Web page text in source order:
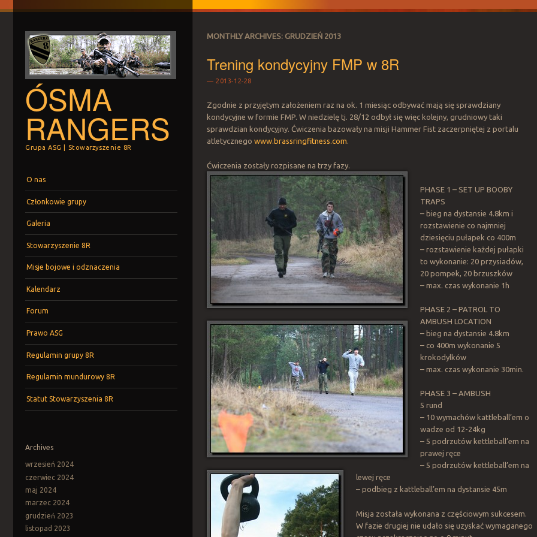
ÓSMA
RANGERS
Grupa ASG | Stowarzyszenie 8R
O nas
Członkowie grupy
Galeria
Stowarzyszenie 8R
Misje bojowe i odznaczenia
Kalendarz
Forum
Prawo ASG
Regulamin grupy 8R
Regulamin mundurowy 8R
Statut Stowarzyszenia 8R
Archives
wrzesień 2024
czerwiec 2024
maj 2024
marzec 2024
grudzień 2023
listopad 2023
MONTHLY ARCHIVES: GRUDZIEŃ 2013
Trening kondycyjny FMP w 8R
2013-12-28
Zgodnie z przyjętym założeniem raz na ok. 1 miesiąc odbywać mają się sprawdziany
kondycyjne w formie FMP. W niedzielę tj. 28/12 odbył się więc kolejny, grudniowy taki
sprawdzian kondycyjny. Ćwiczenia bazowały na misji Hammer Fist zaczerpniętej z portalu
atletycznegowww.brassringfitness.com.
Ćwiczenia zostały rozpisane na trzy fazy.
PHASE 1 – SET UP BOOBY
TRAPS
– bieg na dystansie 4.8km i
rozstawienie co najmniej
dziesięciu pułapek co 400m
– rozstawienie każdej pułapki
to wykonanie: 20 przysiadów,
20 pompek, 20 brzuszków
– max. czas wykonanie 1h
PHASE 2 – PATROL TO
AMBUSH LOCATION
– bieg na dystansie 4.8km
– co 400m wykonanie 5
krokodylków
– max. czas wykonanie 30min.
PHASE 3 – AMBUSH
5 rund
– 10 wymachów kattleball’em o
wadze od 12-24kg
– 5 podrzutów kettleball’em na
prawej ręce
– 5 podrzutów kettleball’em na
lewej ręce
– podbieg z kattleball’em na dystansie 45m
Misja została wykonana z częściowym sukcesem.
W fazie drugiej nie udało się uzyskać wymaganego